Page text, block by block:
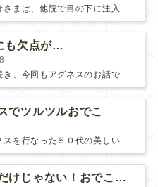
も欠点が…
前回に引き続き、今回もアグネスのお話です。 AGNESはとっても良い治療である一方、 欠点もいくつかありますので、そちらもお話ししておきますね。 AGNESの欠点 1. ダウンタイム A...
でツルツルおでこ
額にボトックスを行なった５０代の美しい女性です。 エイジングとともに横ジワが目立つようになって、 キメが乱れてツヤが無くなってきます。 ボトックスを額に注射すると 横ジワが目立たなくな...
丸くするだけじゃない！おでこのヒアルロン酸注射